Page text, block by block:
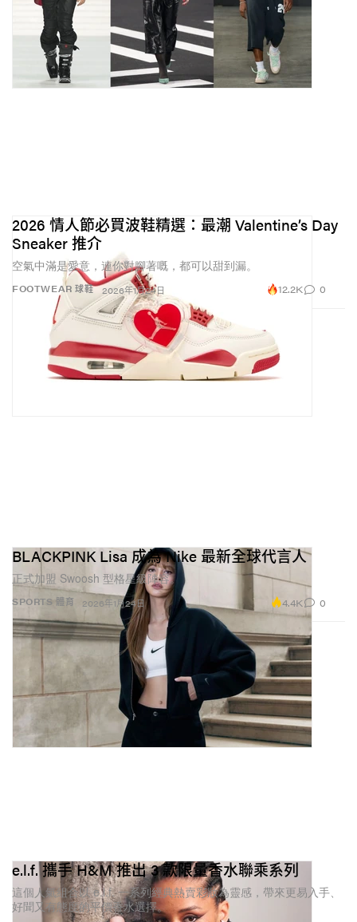
FOOTWEAR 球鞋
2026 情人節必買波鞋精選：最潮 Valentine’s Day
Sneaker 推介
空氣中滿是愛意，連你對腳著嘅，都可以甜到漏。
2026年1月24日 12.2K 0
SPORTS 體育
BLACKPINK Lisa 成為 Nike 最新全球代言人
正式加盟 Swoosh 型格星級陣容。
2026年1月24日 4.4K 0
e.l.f. 攜手 H&M 推出 3 款限量香水聯乘系列
這個人氣組合以 e.l.f. 一系列經典熱賣彩妝為靈感，帶來更易入手、
好聞又有態度的平價香水選擇。